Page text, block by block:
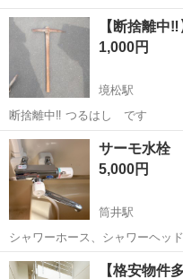
【断捨離
1,000円
境松駅
断捨離中‼️ つるはし です
青森 黒石市 境松駅
サーモ水栓
5,000円
筒井駅
シャワーホース、シャワーヘッ
青森 青森市 筒井駅
【格安物件